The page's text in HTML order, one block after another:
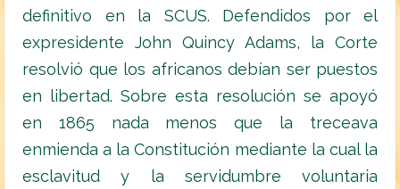
definitivo en la SCUS. Defendidos por el
expresidente John Quincy Adams, la Corte
resolvió que los africanos debían ser puestos
en libertad. Sobre esta resolución se apoyó
en 1865 nada menos que la treceava
enmienda a la Constitución mediante la cual la
esclavitud y la servidumbre voluntaria